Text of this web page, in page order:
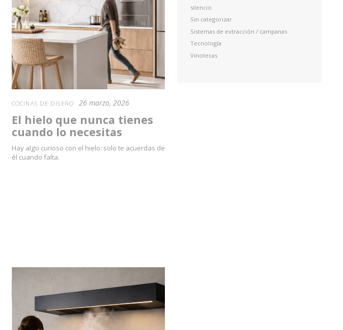
COCINAS DE DISEÑO 26 marzo, 2026
El hielo que nunca tienes
cuando lo necesitas
Hay algo curioso con el hielo: solo te acuerdas de
él cuando falta.
silencio
Sin categorizar
Sistemas de extracción / campanas
Tecnología
Vinotecas